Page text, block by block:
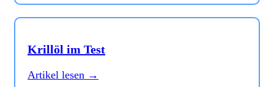
Krillöl im Test
Artikel lesen →